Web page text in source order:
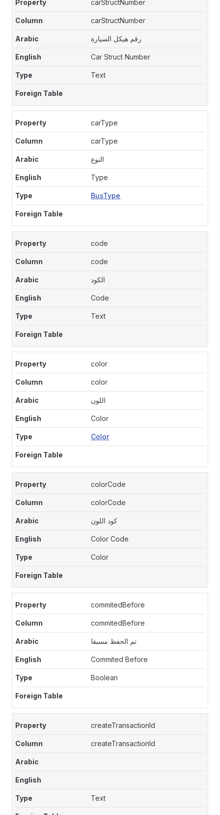
carStructNumber
carStructNumber
رقم هيكل السيارة
Car Struct Number
Text
carType
carType
النوع
Type
BusType
code
code
الكود
Code
Text
color
color
اللون
Color
Color
colorCode
colorCode
كود اللون
Color Code
Color
commitedBefore
commitedBefore
تم الحفظ مسبقا
Commited Before
Boolean
createTransactionId
createTransactionId
Text